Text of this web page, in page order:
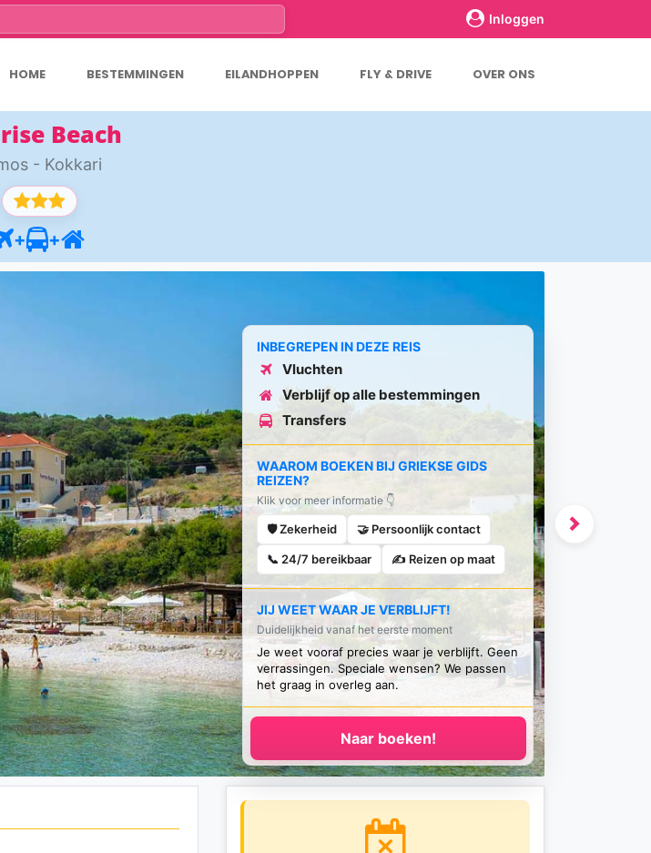
Inloggen
HOME BESTEMMINGEN EILANDHOPPEN FLY & DRIVE OVER ONS
Beach
- Kokkari
+ +
Next
INBEGREPEN IN DEZE REIS
Vluchten
Verblijf op alle bestemmingen
Transfers
WAAROM BOEKEN BIJ GRIEKSE GIDS
REIZEN?
Klik voor meer informatie 👇
🛡️ Zekerheid 🤝 Persoonlijk contact
📞 24/7 bereikbaar ✍️ Reizen op maat
JIJ WEET WAAR JE VERBLIJFT!
Duidelijkheid vanaf het eerste moment
Je weet vooraf precies waar je verblijft. Geen
verrassingen. Speciale wensen? We passen
het graag in overleg aan.
Naar boeken!